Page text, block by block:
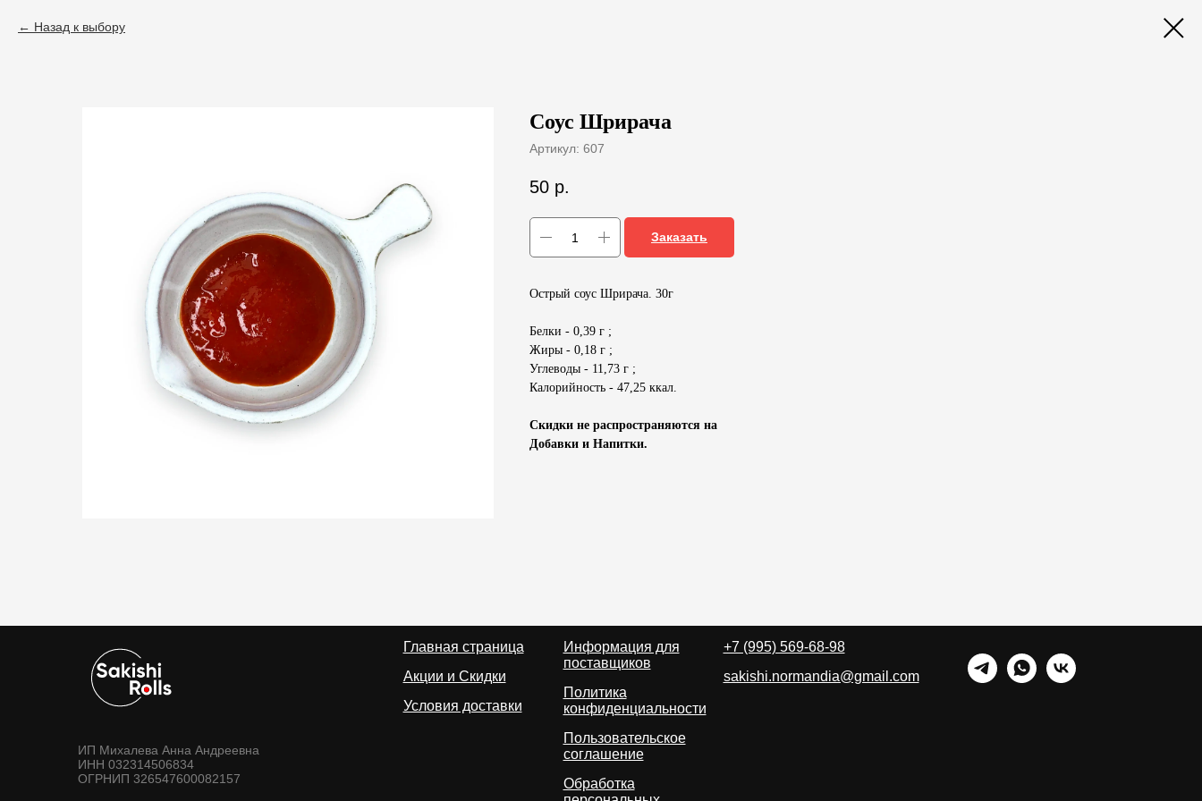
Назад к выбору
Соус Шрирача
Артикул: 607
50 р.
Заказать
Острый соус Шрирача. 30г
Белки - 0,39 г ;
Жиры - 0,18 г ;
Углеводы - 11,73 г ;
Калорийность - 47,25 ккал.
Скидки не распространяются на
Добавки и Напитки.
ИП Михалева Анна Андреевна
ИНН 032314506834
ОГРНИП 326547600082157
Главная страница
Акции и Скидки
Условия доставки
Информация для
поставщиков
Политика
конфиденциальности
Пользовательское
соглашение
Обработка
+7 (995) 569-68-98
sakishi.normandia@gmail.com